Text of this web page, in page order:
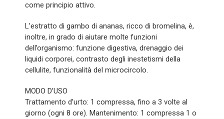
come principio attivo.
L’estratto di gambo di ananas, ricco di bromelina, è,
inoltre, in grado di aiutare molte funzioni
dell’organismo: funzione digestiva, drenaggio dei
liquidi corporei, contrasto degli inestetismi della
cellulite, funzionalità del microcircolo.
MODO D’USO
Trattamento d’urto: 1 compressa, fino a 3 volte al
giorno (ogni 8 ore). Mantenimento: 1 compressa 1 o